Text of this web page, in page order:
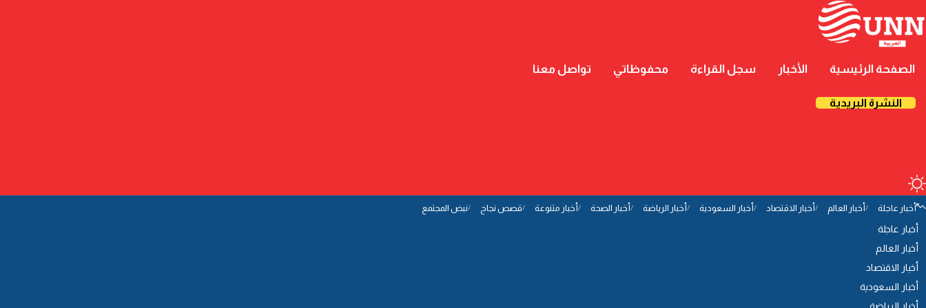
الصفحة الرئيسية الأخبار سجل القراءة محفوظاتي تواصل معنا
النشرة البريدية
أخبار عاجلة أخبار العالم أخبار الاقتصاد أخبار السعودية أخبار الرياضة أخبار الصحة أخبار متنوعة قصص نجاح نبض المجتمع
أخبار عاجلة
أخبار العالم
أخبار الاقتصاد
أخبار السعودية